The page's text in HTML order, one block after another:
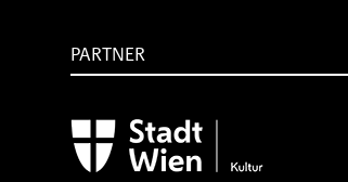
PARTNER